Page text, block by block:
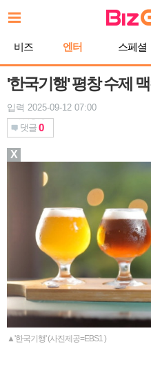
문
비즈 엔터 스페셜
'한국기행' 평창 수제
입력 2025-09-12 07:00
댓글 0
▲'한국기행' (사진제공=EBS1 )
X